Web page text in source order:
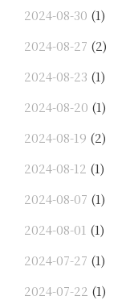
2024-08-30 (1)
2024-08-27 (2)
2024-08-23 (1)
2024-08-20 (1)
2024-08-19 (2)
2024-08-12 (1)
2024-08-07 (1)
2024-08-01 (1)
2024-07-27 (1)
2024-07-22 (1)